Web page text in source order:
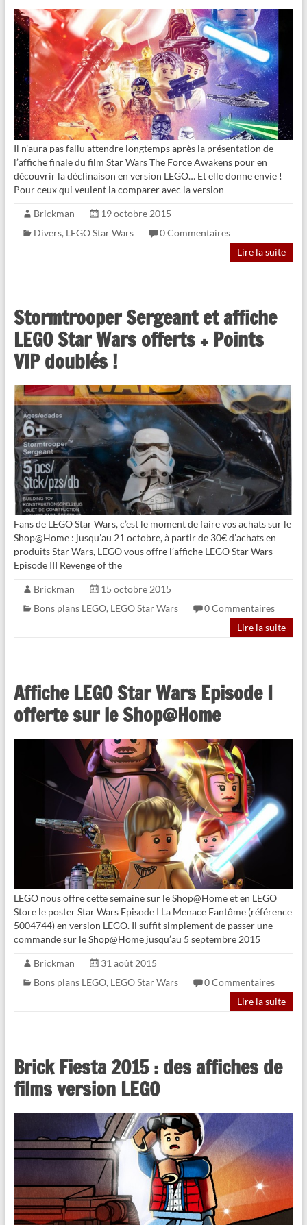
Il n’aura pas fallu attendre longtemps après la présentation de
l’affiche finale du film Star Wars The Force Awakens pour en
découvrir la déclinaison en version LEGO… Et elle donne envie !
Pour ceux qui veulent la comparer avec la version
Brickman
19 octobre 2015
Divers, LEGO Star Wars
0 Commentaires
Lire la suite
Stormtrooper Sergeant et affiche
LEGO Star Wars offerts + Points
VIP doublés !
Fans de LEGO Star Wars, c’est le moment de faire vos achats sur le
Shop@Home : jusqu’au 21 octobre, à partir de 30€ d’achats en
produits Star Wars, LEGO vous offre l’affiche LEGO Star Wars
Episode III Revenge of the
Brickman
15 octobre 2015
Bons plans LEGO, LEGO Star Wars
0 Commentaires
Lire la suite
Affiche LEGO Star Wars Episode I
offerte sur le Shop@Home
LEGO nous offre cette semaine sur le Shop@Home et en LEGO
Store le poster Star Wars Episode I La Menace Fantôme (référence
5004744) en version LEGO. Il suffit simplement de passer une
commande sur le Shop@Home jusqu’au 5 septembre 2015
Brickman
31 août 2015
Bons plans LEGO, LEGO Star Wars
0 Commentaires
Lire la suite
Brick Fiesta 2015 : des affiches de
films version LEGO